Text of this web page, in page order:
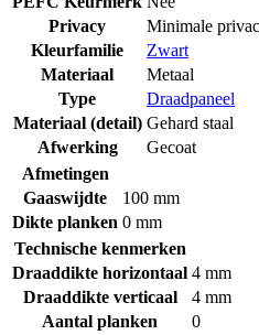
Privacy
Minimale
Kleurfamilie
Zwart
Materiaal
Metaal
Type
Draadpaneel
Materiaal (detail) Gehard staal
Afwerking
Gecoat
Afmetingen
Gaaswijdte
100 mm
Dikte planken 0 mm
Technische kenmerken
Draaddikte horizontaal 4 mm
Draaddikte verticaal
4 mm
Aantal planken
0